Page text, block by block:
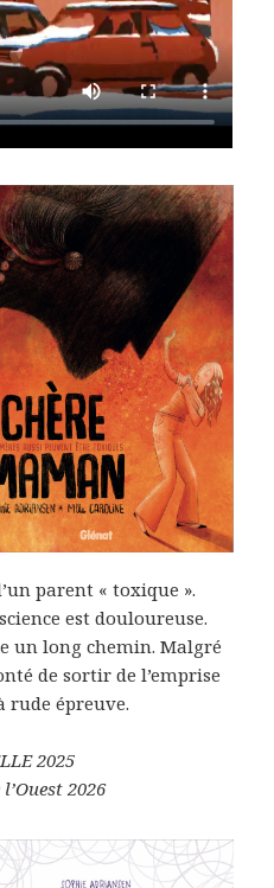
parent « toxique ».
est douloureuse.
un long chemin. Malgré
de sortir de l’emprise
épreuve.
2025
2026